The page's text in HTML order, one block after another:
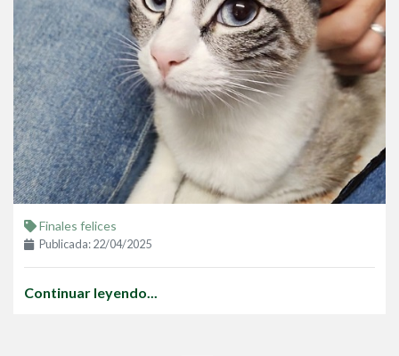
Finales felices
Publicada: 22/04/2025
Continuar leyendo...